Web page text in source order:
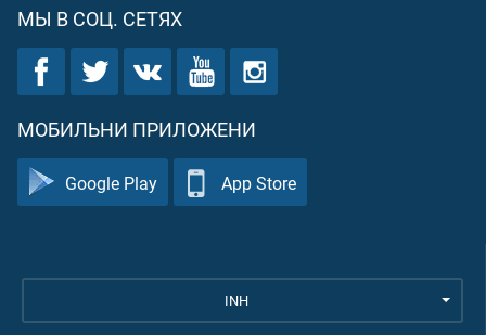
МЫ В СОЦ. СЕТЯХ
МОБИЛЬНИ ПРИЛОЖЕНИ
Google Play App Store
INH